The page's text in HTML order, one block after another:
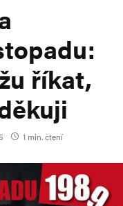
říkat,
1 min. čtení